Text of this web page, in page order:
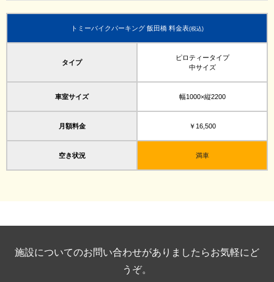
トミーバイクパーキング 飯田橋 料金表(税込)
タイプ
ピロティータイプ
中サイズ
車室サイズ 幅1000×縦2200
月額料金 ￥16,500
空き状況 満車
施設についてのお問い合わせがありましたらお気軽にど
うぞ。